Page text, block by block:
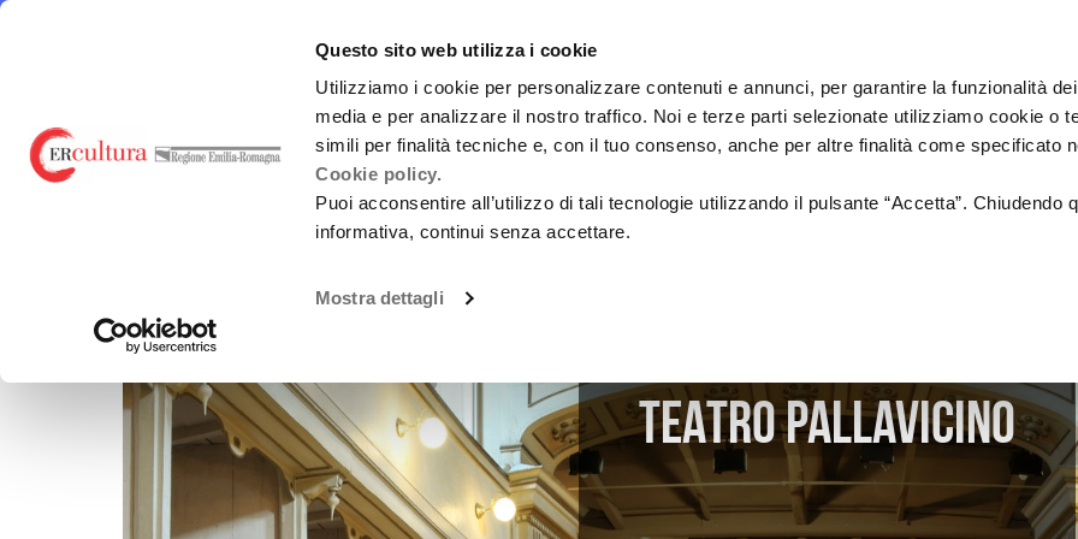
Questo sito web utilizza i cookie
Utilizziamo i cookie per personalizzare contenuti e annunci, per garantire la funzionalità
media e per analizzare il nostro traffico. Noi e terze parti selezionate utilizziamo cookie o
simili per finalità tecniche e, con il tuo consenso, anche per altre finalità come specificato
Cookie policy.
Puoi acconsentire all’utilizzo di tali tecnologie utilizzando il pulsante “Accetta”. Chiudendo
informativa, continui senza accettare.
Mostra dettagli
Torna
Cerca
Salta
Salta
emiliaromagnacultura/E-R Music Commission
E-R MUSIC COMMISSION
Guida alla Produzione
VIRALISSIMA
FINANZIAMENTI
(nazionali ed europei)
PROGETTI SOSTENUTI
FESTIVAL
INTERNAZIONALIZZAZIONE
Produzioni
Formazione
Altre
Assessorato
Cultura
Paesaggio
TEATRO PALLAVICINO